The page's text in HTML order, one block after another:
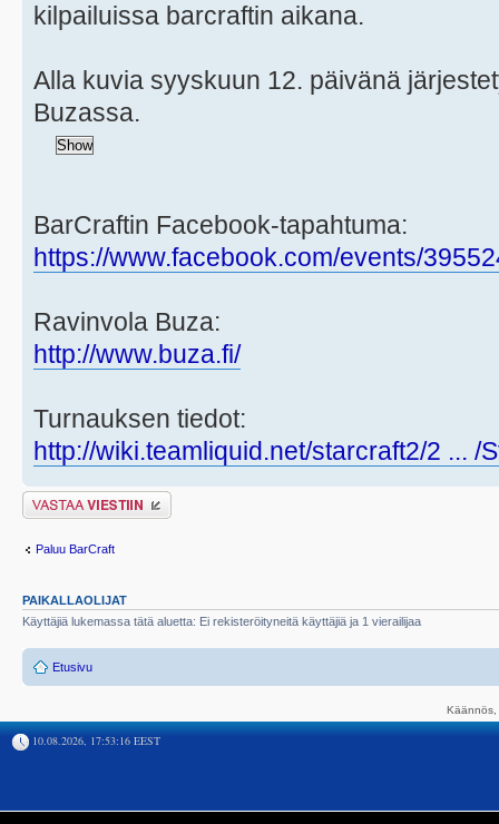
kilpailuissa barcraftin aikana.
Alla kuvia syyskuun 12. päivänä
Buzassa.
BarCraftin Facebook-tapahtuma:
https://www.facebook.com/events/
Ravinvola Buza:
http://www.buza.fi/
Turnauksen tiedot:
http://wiki.teamliquid.net/starcraft2/2 ... /
Lähetä vastaus
Paluu BarCraft
PAIKALLAOLIJAT
Käyttäjiä lukemassa tätä aluetta: Ei rekisteröityneitä käyttäjiä ja 1 vierailijaa
Etusivu
10.08.2026, 17:53:16 EEST